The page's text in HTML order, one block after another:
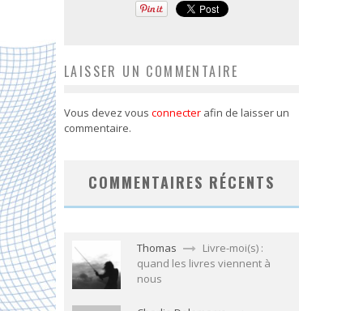
LAISSER UN COMMENTAIRE
Vous devez vous connecter afin de laisser un
commentaire.
COMMENTAIRES RÉCENTS
Thomas
Livre-moi(s) :
quand les livres viennent à
nous